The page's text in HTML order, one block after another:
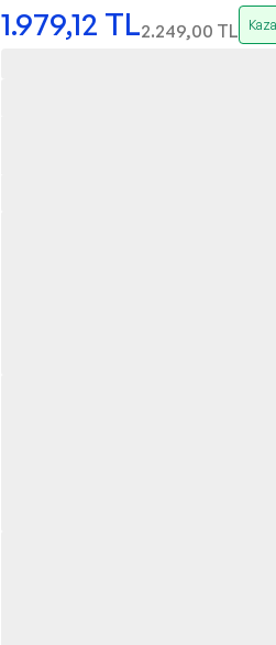
1.979,12 TL2.249,00 TL